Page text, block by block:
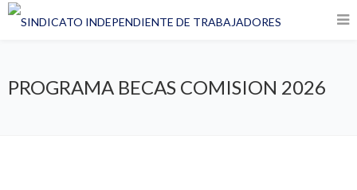
PROGRAMA BECAS COMISION 2026